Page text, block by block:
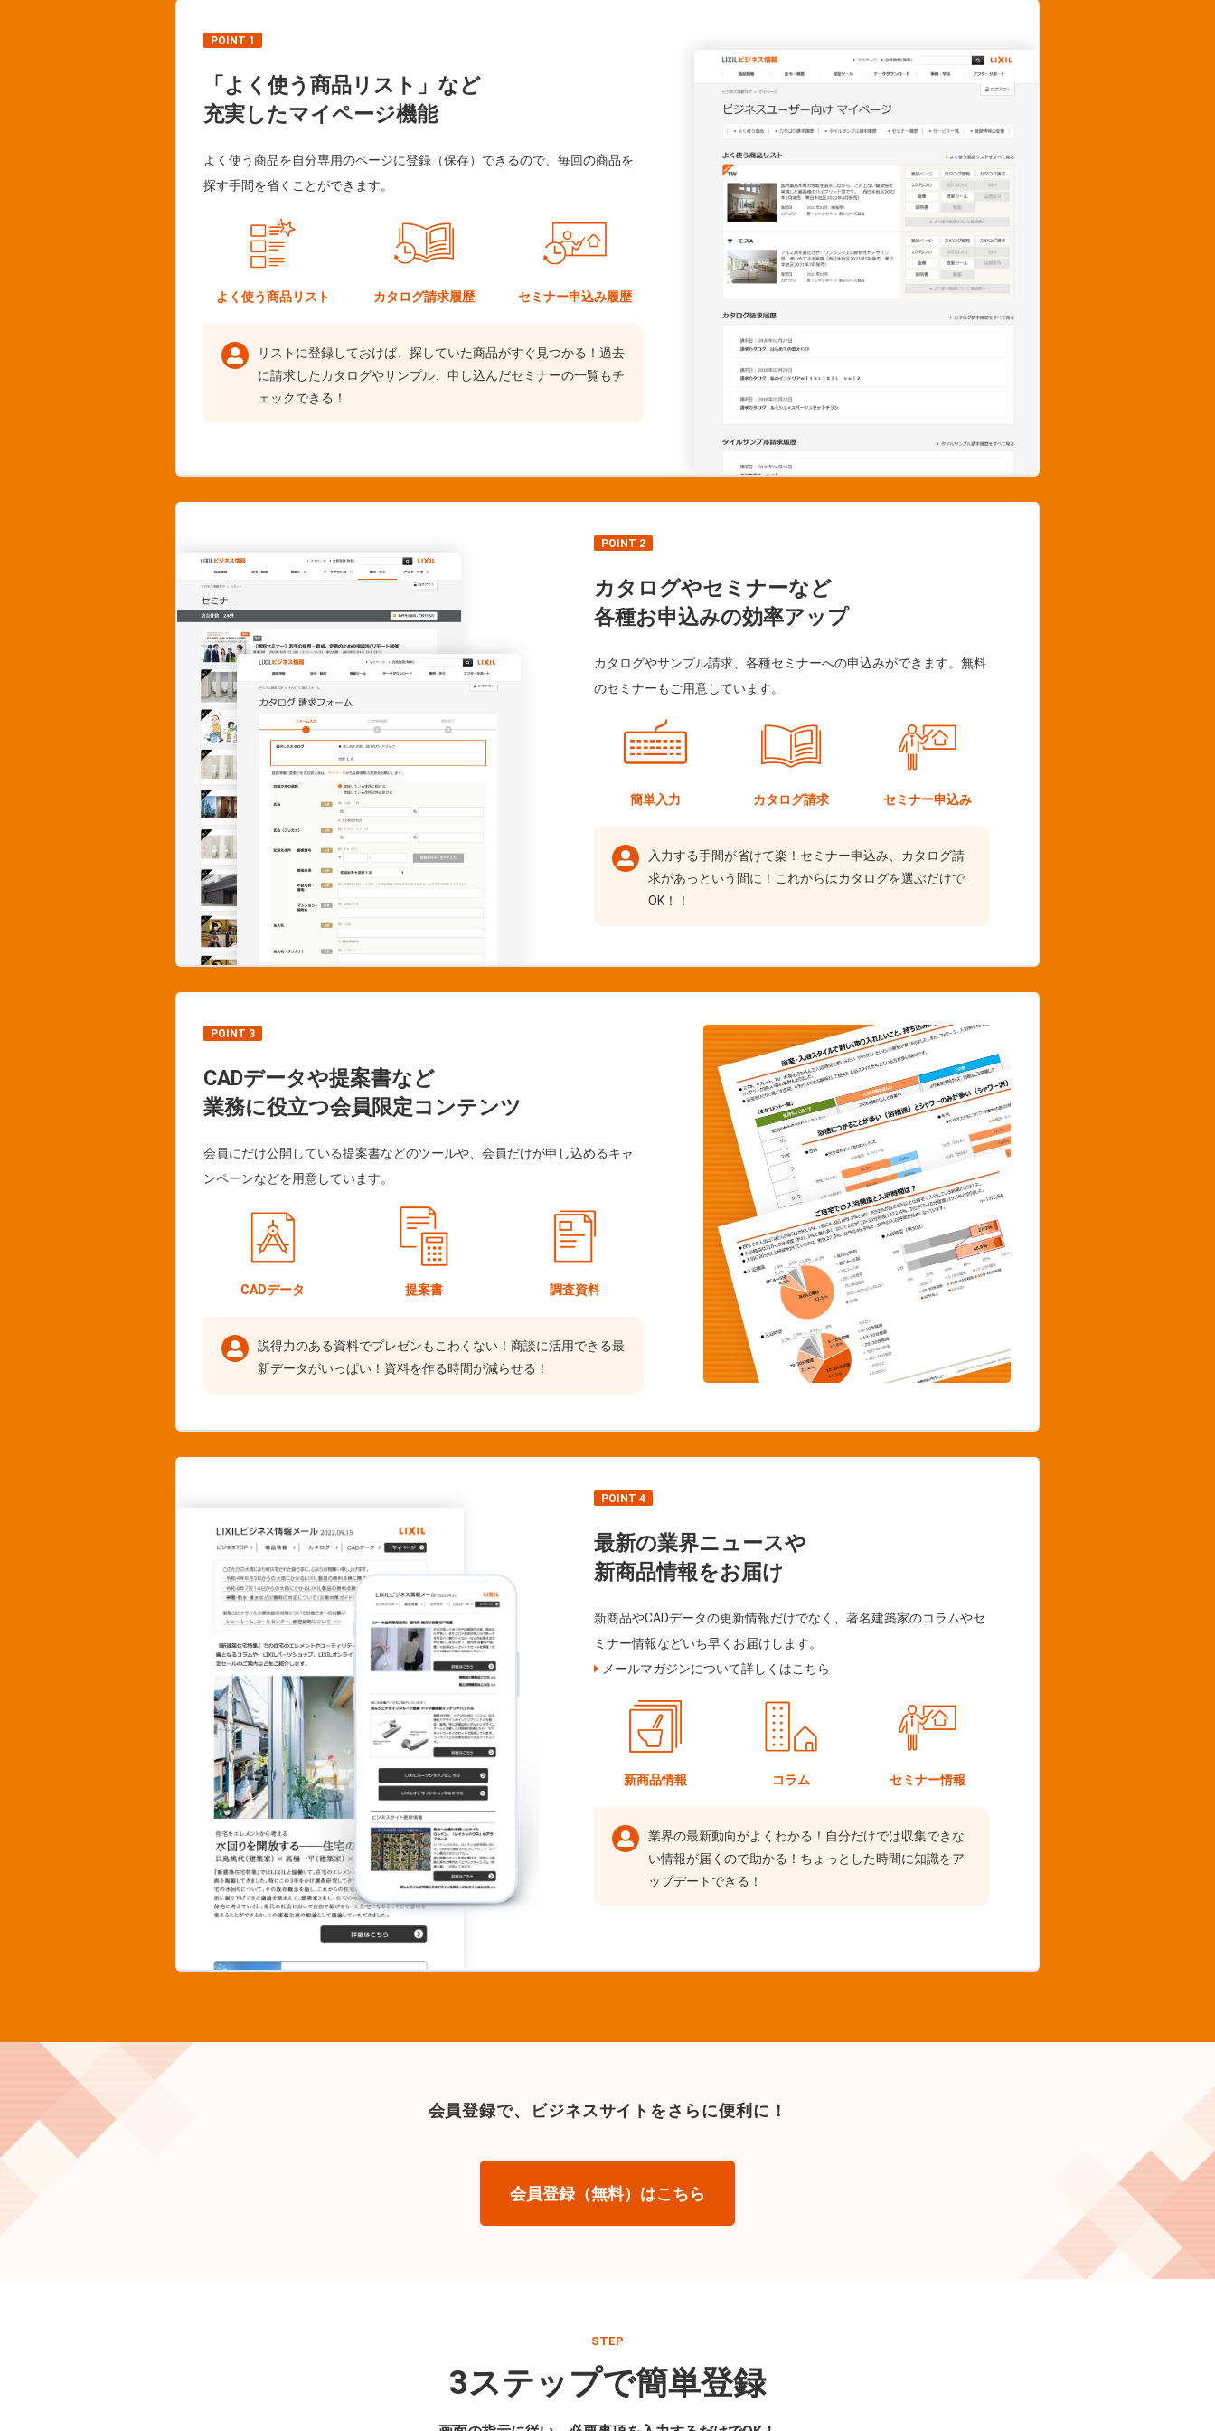
POINT 1
「よく使う商品リスト」など
充実したマイページ機能
よく使う商品を自分専用のページに登録（保存）できるので、毎回の商品を
探す手間を省くことができます。
よく使う商品リスト カタログ請求履歴 セミナー申込み履歴
リストに登録しておけば、探していた商品がすぐ見つかる！過去
に請求したカタログやサンプル、申し込んだセミナーの一覧もチ
ェックできる！
POINT 2
カタログやセミナーなど
各種お申込みの効率アップ
カタログやサンプル請求、各種セミナーへの申込みができます。無料
のセミナーもご用意しています。
簡単入力 カタログ請求 セミナー申込み
入力する手間が省けて楽！セミナー申込み、カタログ請
求があっという間に！これからはカタログを選ぶだけで
OK！！
POINT 3
CADデータや提案書など
業務に役立つ会員限定コンテンツ
会員にだけ公開している提案書などのツールや、会員だけが申し込めるキャ
ンペーンなどを用意しています。
CADデータ 提案書 調査資料
説得力のある資料でプレゼンもこわくない！商談に活用できる最
新データがいっぱい！資料を作る時間が減らせる！
POINT 4
最新の業界ニュースや
新商品情報をお届け
新商品やCADデータの更新情報だけでなく、著名建築家のコラムやセ
ミナー情報などいち早くお届けします。
メールマガジンについて詳しくはこちら
新商品情報 コラム セミナー情報
業界の最新動向がよくわかる！自分だけでは収集できな
い情報が届くので助かる！ちょっとした時間に知識をア
ップデートできる！
会員登録で、 ビジネスサイトをさらに便利に！
会員登録（無料）はこちら
STEP
3ステップで簡単登録